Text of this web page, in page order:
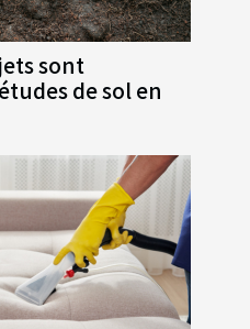
sont
de sol en